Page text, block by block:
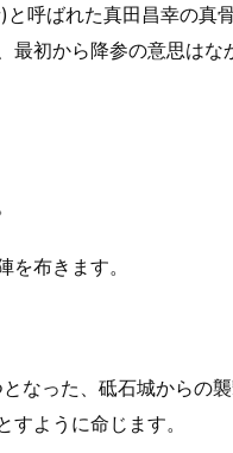
呼ばれた真田昌幸の真
最初から降参の意思はな
布きます。
なった、砥石城からの
ように命じます。